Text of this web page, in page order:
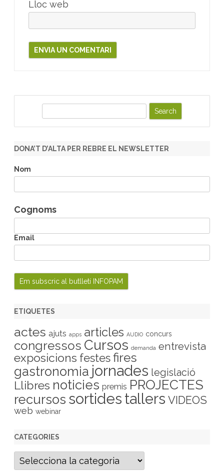
Lloc web
r
h
DONA’T D’ALTA PER REBRE EL NEWSLETTER
Nom
Cognoms
Email
ETIQUETES
actes ajuts apps articles AUDIO concurs
congressos Cursos demanda entrevista
exposicions festesfires
gastronomia jornades legislació
Llibres noticies premis PROJECTES
recursos sortides tallers VIDEOS
web webinar
CATEGORIES
C